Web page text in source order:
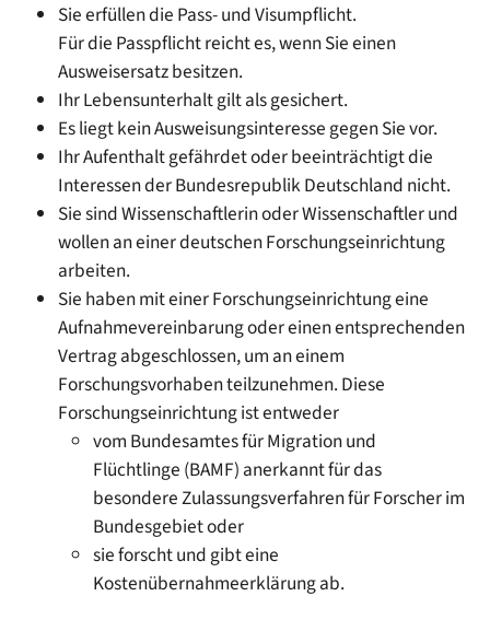
Sie erfüllen die Pass- und Visumpflicht.
Für die Passpflicht reicht es, wenn Sie einen
Ausweisersatz besitzen.
Ihr Lebensunterhalt gilt als gesichert.
Es liegt kein Ausweisungsinteresse gegen Sie vor.
Ihr Aufenthalt gefährdet oder beeinträchtigt die
Interessen der Bundesrepublik Deutschland nicht.
Sie sind Wissenschaftlerin oder Wissenschaftler und
wollen an einer deutschen Forschungseinrichtung
arbeiten.
Sie haben mit einer Forschungseinrichtung eine
Aufnahmevereinbarung oder einen entsprechenden
Vertrag abgeschlossen, um an einem
Forschungsvorhaben teilzunehmen. Diese
Forschungseinrichtung ist entweder
vom Bundesamtes für Migration und
Flüchtlinge (BAMF) anerkannt für das
besondere Zulassungsverfahren für Forscher im
Bundesgebiet oder
sie forscht und gibt eine
Kostenübernahmeerklärung ab.